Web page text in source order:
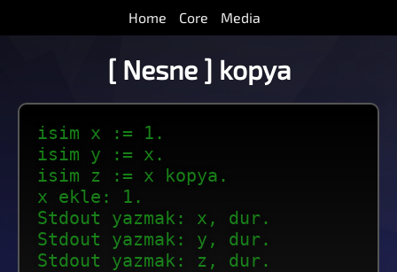
Home Core Media
[ Nesne ] kopya
isim x := 1.
isim y := x.
isim z := x kopya.
x ekle: 1.
Stdout yazmak: x, dur.
Stdout yazmak: y, dur.
Stdout yazmak: z, dur.